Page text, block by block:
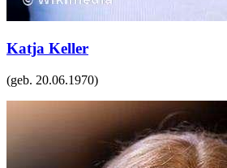
Katja Keller
(geb. 20.06.1970)